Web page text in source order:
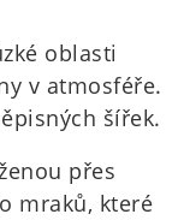
oblasti
v atmosféře.
šířek.
přes
mraků, které